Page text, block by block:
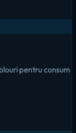
pentru consum